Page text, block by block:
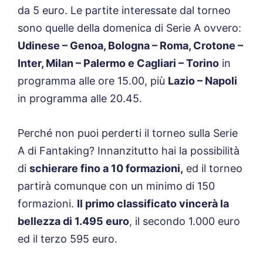
da 5 euro. Le partite interessate dal torneo
sono quelle della domenica di Serie A ovvero:
Udinese – Genoa, Bologna – Roma, Crotone –
Inter, Milan – Palermo e Cagliari – Torino in
programma alle ore 15.00, più Lazio – Napoli
in programma alle 20.45.
Perché non puoi perderti il torneo sulla Serie
A di Fantaking? Innanzitutto hai la possibilità
di schierare fino a 10 formazioni, ed il torneo
partirà comunque con un minimo di 150
formazioni. Il primo classificato vincerà la
bellezza di 1.495 euro, il secondo 1.000 euro
ed il terzo 595 euro.